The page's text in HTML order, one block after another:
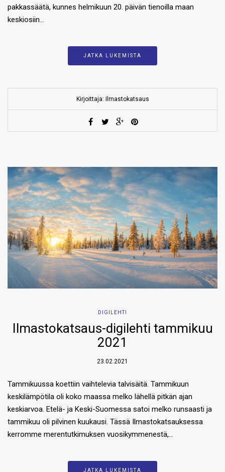
pakkassäätä, kunnes helmikuun 20. päivän tienoilla maan
keskiosiin…
JATKA LUKEMISTA
Kirjoittaja: Ilmastokatsaus
DIGILEHTI
Ilmastokatsaus-digilehti tammikuu
2021
23.02.2021
Tammikuussa koettiin vaihtelevia talvisäitä. Tammikuun
keskilämpötila oli koko maassa melko lähellä pitkän ajan
keskiarvoa. Etelä- ja Keski-Suomessa satoi melko runsaasti ja
tammikuu oli pilvinen kuukausi. Tässä Ilmastokatsauksessa
kerromme merentutkimuksen vuosikymmenestä,…
JATKA LUKEMISTA